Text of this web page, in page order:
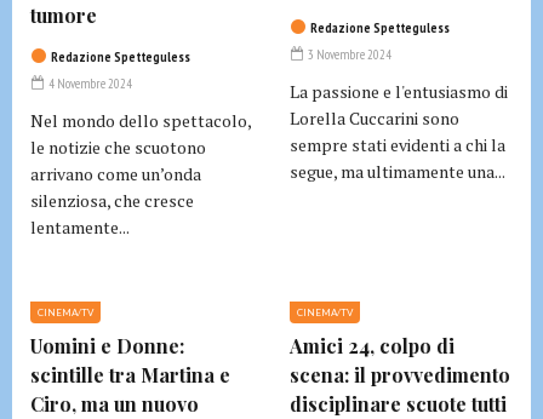
tumore
Redazione Spetteguless
4 Novembre 2024
Nel mondo dello spettacolo,
le notizie che scuotono
arrivano come un’onda
silenziosa, che cresce
lentamente...
Redazione Spetteguless
3 Novembre 2024
La passione e l'entusiasmo di
Lorella Cuccarini sono
sempre stati evidenti a chi la
segue, ma ultimamente una...
CINEMA/TV
Uomini e Donne:
scintille tra Martina e
Ciro, ma un nuovo
CINEMA/TV
Amici 24, colpo di
scena: il provvedimento
disciplinare scuote tutti